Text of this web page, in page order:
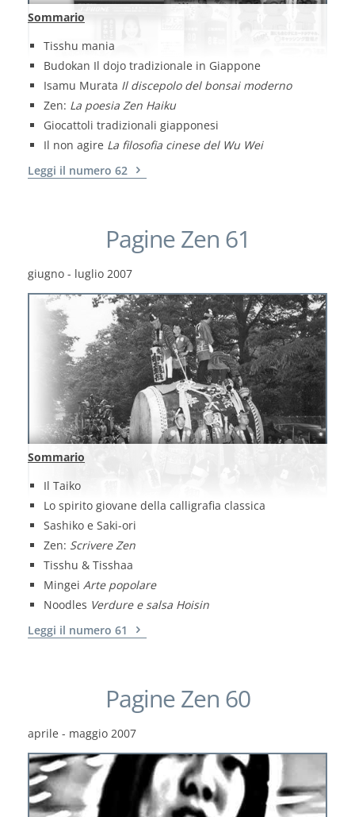
Sommario
Tisshu mania
Budokan Il dojo tradizionale in Giappone
Isamu Murata Il discepolo del bonsai moderno
Zen: La poesia Zen Haiku
Giocattoli tradizionali giapponesi
Il non agire La filosofia cinese del Wu Wei
Leggi il numero 62
Pagine Zen 61
giugno - luglio 2007
Sommario
Il Taiko
Lo spirito giovane della calligrafia classica
Sashiko e Saki-ori
Zen: Scrivere Zen
Tisshu & Tisshaa
Mingei Arte popolare
Noodles Verdure e salsa Hoisin
Leggi il numero 61
Pagine Zen 60
aprile - maggio 2007